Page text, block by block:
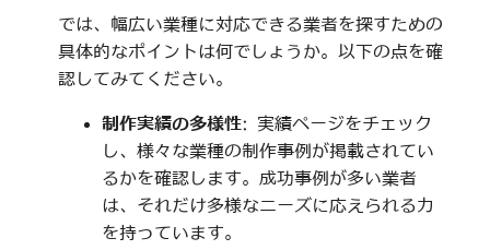
では、幅広い業種に対応できる業者を探すための
具体的なポイントは何でしょうか。以下の点を確
認してみてください。
制作実績の多様性: 実績ページをチェック
し、様々な業種の制作事例が掲載されてい
るかを確認します。成功事例が多い業者
は、それだけ多様なニーズに応えられる力
を持っています。